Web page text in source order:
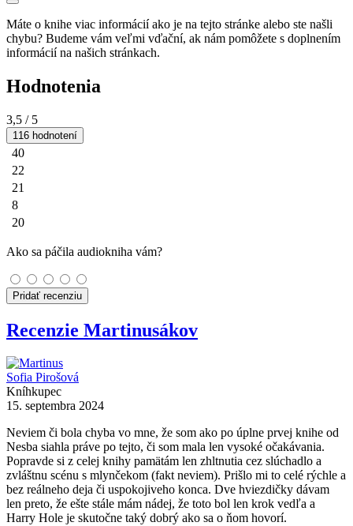
Máte o knihe viac informácií ako je na tejto stránke alebo ste našli
chybu? Budeme vám veľmi vďační, ak nám pomôžete s doplnením
informácií na našich stránkach.
Hodnotenia
3,5 / 5
116 hodnotení
40
22
21
8
20
Ako sa páčila audiokniha vám?
Pridať recenziu
Recenzie Martinusákov
Sofia Pirošová
Kníhkupec
15. septembra 2024
Neviem či bola chyba vo mne, že som ako po úplne prvej knihe od
Nesba siahla práve po tejto, či som mala len vysoké očakávania.
Popravde si z celej knihy pamätám len zhltnutia cez slúchadlo a
zvláštnu scénu s mlynčekom (fakt neviem). Prišlo mi to celé rýchle a
bez reálneho deja či uspokojiveho konca. Dve hviezdičky dávam
len preto, že ešte stále mám nádej, že toto bol len krok vedľa a
Harry Hole je skutočne taký dobrý ako sa o ňom hovorí.